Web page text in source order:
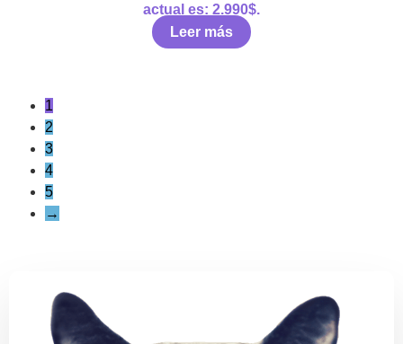
actual es: 2.990$.
Leer más
1
2
3
4
5
→